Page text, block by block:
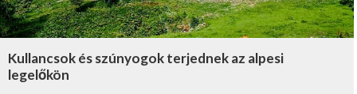
Kullancsok és szúnyogok terjednek az alpesi
legelőkön